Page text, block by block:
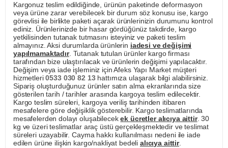
Kargonuz teslim edildiğinde, ürünün paketinde deformasyon
veya ürüne zarar verebilecek bir durum söz konusu ise, kargo
görevlisi ile birlikte paketi açarak ürünlerinizin durumunu kontrol
ediniz. Ürünlerinizde bir hasar gördüğünüz takdirde, kargo
yetkilisinden tutanak tutmasını isteyiniz ve paketi teslim
almayınız. Aksi durumlarda ürünlerin iadesi ve değişimi
yapılmamaktadır. Tutanak tutulan ürünler kargo firması
tarafından bize ulaştırılacak ve ürünlerin değişimi yapılacaktır.
Değişim veya iade işleminiz için Afeks Yapı Market müşteri
hizmetleri0533 030 82 13hattımıza ulaşarak bilgi alabilirsiniz.
Sipariş oluşturduğunuz ürünler satın alma ekranlarında size
gösterilen tarih / tarihler arasında kargoya teslim edilecektir.
Kargo teslim süreleri, kargoya veriliş tarihinden itibaren
mesafelere göre değişiklik gösterebilir. Kargo teslimatlarında
mesafelerden dolayı oluşabilecekek ücretler alıcıya aittir. 30
kg ve üzeri teslimatlar araç üstü gerçekleşmektedir ve teslimat
süreleri uzayabilir. Cayma hakkı kullanılması nedeni ile iade
edilen ürüne ilişkin kargo/nakliyat bedeli alıcıya aittir.